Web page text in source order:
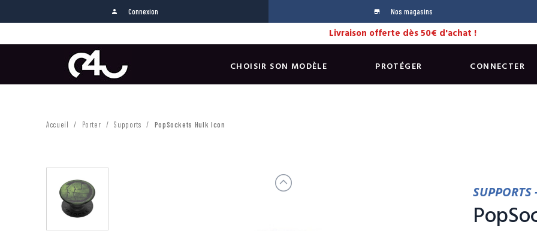
person Connexion store Nos magasins
Livraison offerte dès 50€ d'achat !
CHOISIR SON MODÈLE PROTÉGER CONNECTER
Accueil Porter Supports PopSockets Hulk Icon
SUPPORTS